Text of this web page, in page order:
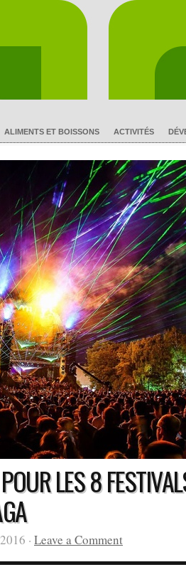
ALIMENTS ET BOISSONS ACTIVITÉS
LES 8
· Leave a Comment